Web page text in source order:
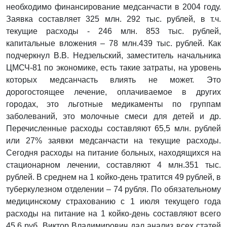
необходимо финансирование медсанчасти в 2004 году.
Заявка составляет 325 млн. 292 тыс. рублей, в т.ч.
текущие расходы - 246 млн. 853 тыс. рублей,
капитальные вложения – 78 млн.439 тыс. рублей. Как
подчеркнул В.В. Недзельский, заместитель начальника
ЦМСЧ-81 по экономике, есть такие затраты, на уровень
которых медсанчасть влиять не может. Это
дорогостоящее лечение, оплачиваемое в других
городах, это льготные медикаменты по группам
заболеваний, это молочные смеси для детей и др.
Перечисленные расходы составляют 65,5 млн. рублей
или 27% заявки медсанчасти на текущие расходы.
Сегодня расходы на питание больных, находящихся на
стационарном лечении, составляют 4 млн.351 тыс.
рублей. В среднем на 1 койко-день тратится 49 рублей, в
туберкулезном отделении – 74 рубля. По обязательному
медицинскому страхованию с 1 июля текущего года
расходы на питание на 1 койко-день составляют всего